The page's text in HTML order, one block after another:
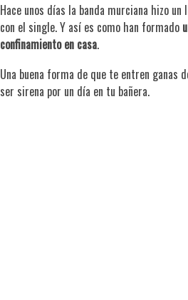
Hace unos días la banda murciana hizo
con el single. Y así es como han formado
confinamiento en casa.
Una buena forma de que te entren ganas
ser sirena por un día en tu bañera.